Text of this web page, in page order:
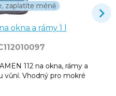
zaplatíte méně
okna a rámy 1 l
112 na okna, rámy a
vůní. Vhodný pro mokré